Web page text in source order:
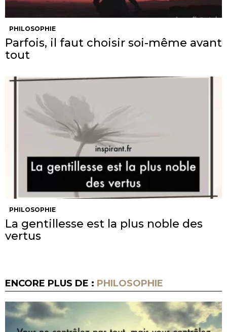
PHILOSOPHIE
Parfois, il faut choisir soi-même avant
tout
PHILOSOPHIE
La gentillesse est la plus noble des
vertus
ENCORE PLUS DE : PHILOSOPHIE